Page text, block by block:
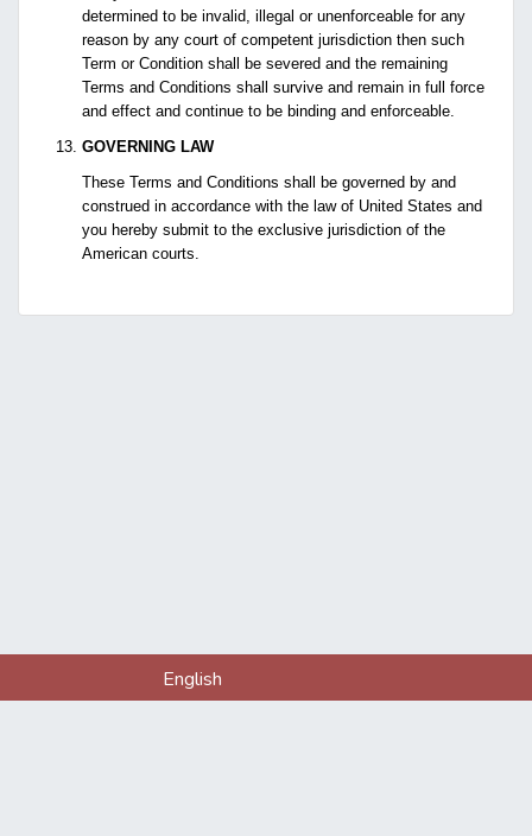
determined to be invalid, illegal or unenforceable for any
reason by any court of competent jurisdiction then such
Term or Condition shall be severed and the remaining
Terms and Conditions shall survive and remain in full force
and effect and continue to be binding and enforceable.
GOVERNING LAW
These Terms and Conditions shall be governed by and
construed in accordance with the law of United States and
you hereby submit to the exclusive jurisdiction of the
American courts.
English